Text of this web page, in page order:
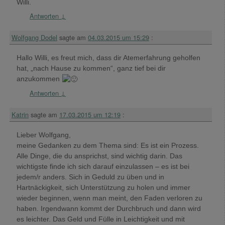
Willi.
Antworten ↓
Wolfgang Dodel sagte am 04.03.2015 um 15:29 :
Hallo Willi, es freut mich, dass dir Atemerfahrung geholfen
hat, „nach Hause zu kommen“, ganz tief bei dir
anzukommen
Antworten ↓
Katrin sagte am 17.03.2015 um 12:19 :
Lieber Wolfgang,
meine Gedanken zu dem Thema sind: Es ist ein Prozess.
Alle Dinge, die du ansprichst, sind wichtig darin. Das
wichtigste finde ich sich darauf einzulassen – es ist bei
jedem/r anders. Sich in Geduld zu üben und in
Hartnäckigkeit, sich Unterstützung zu holen und immer
wieder beginnen, wenn man meint, den Faden verloren zu
haben. Irgendwann kommt der Durchbruch und dann wird
es leichter. Das Geld und Fülle in Leichtigkeit und mit